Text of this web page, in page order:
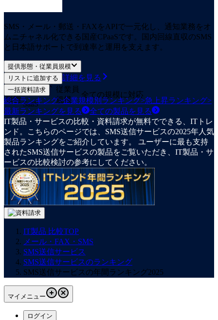
SMS・メール・郵送・FAXをAPIで一元化し、通知業務をオ
ムニチャネル化できる国産CPaaSです。国内回線直収のSMS
と日本語サポートで到達率と運用を支えます。
提供形態・従業員規模
提供
形態
クラウド
SaaS
従業員
規模
全ての規模に対応
リストに追加する 詳細を見る
一括資料請求
総合ランキング>企業規模別ランキング>急上昇ランキング>
最新ランキングを見る
全ての製品を見る
IT製品・サービスの比較・資料請求が無料でできる、ITトレ
ンド。こちらのページでは、SMS送信サービスの2025年人気
製品ランキングをご紹介しています。 ユーザーに最も支持
されたSMS送信サービスの製品をご覧いただき、IT製品・サ
ービスの比較検討の参考にしてください。
IT製品 比較TOP
メール・FAX・SMS
SMS送信サービス
SMS送信サービスのランキング
SMS送信サービスの年間ランキング2025
マイメニュー
ログイン